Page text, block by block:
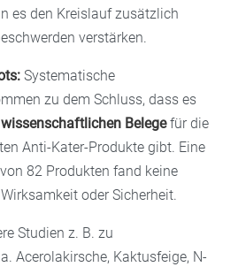
es den Kreislauf zusätzlich
verstärken.
Systematische
zu dem Schluss, dass es
Belegefür die
Anti-Kater-Produkte gibt. Eine
82 Produkten fand keine
oder Sicherheit.
Studien z. B. zu
Acerolakirsche, Kaktusfeige, N-